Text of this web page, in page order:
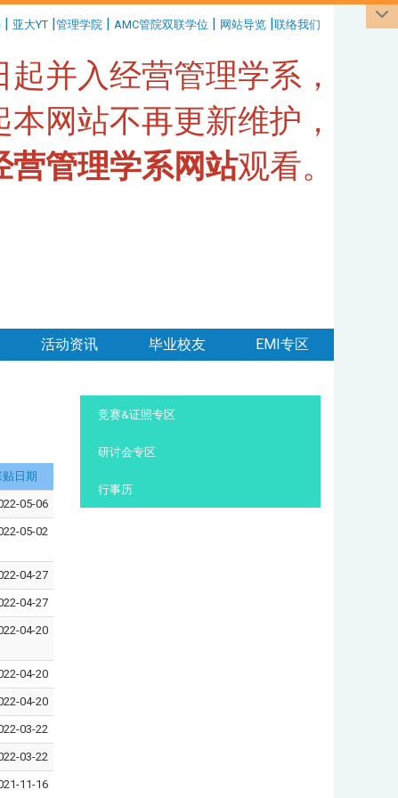
| 亚大YT |管理学院 | AMC管院双联学位 | 网站导览 |联络我们
并入经营管理学系，
本网站不再更新维护，
营管理学系网站观看。
活动资讯 毕业校友 EMI专区
贴日期
05-06
05-02
04-27
04-27
04-20
04-20
04-20
03-22
03-22
11-16
竞赛&证照专区
研讨会专区
行事历